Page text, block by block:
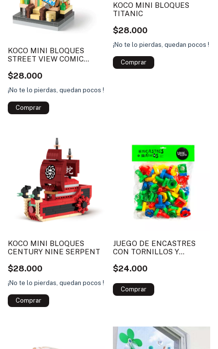
KOCO MINI BLOQUES
STREET VIEW COMIC
$28.000
¡No te lo pierdas, quedan pocos !
KOCO MINI BLOQUES
TITANIC
$28.000
¡No te lo pierdas, quedan pocos !
KOCO MINI BLOQUES
CENTURY NINE SERPENT
$28.000
¡No te lo pierdas, quedan pocos !
JUEGO DE ENCASTRES
CON TORNILLOS Y
$24.000